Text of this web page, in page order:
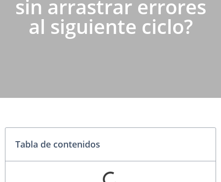
sin arrastrar errores
al siguiente ciclo?
Tabla de contenidos